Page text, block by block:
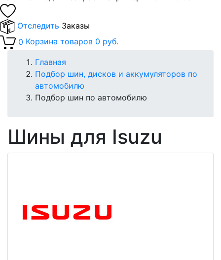
Отследить Заказы
0 Корзина товаров 0 руб.
Главная
Подбор шин, дисков и аккумуляторов по
автомобилю
Подбор шин по автомобилю
Шины для Isuzu